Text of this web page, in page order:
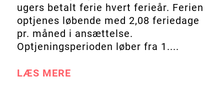
ugers betalt ferie hvert ferieår. Ferien
optjenes løbende med 2,08 feriedage
pr. måned i ansættelse.
Optjeningsperioden løber fra 1....
LÆS MERE